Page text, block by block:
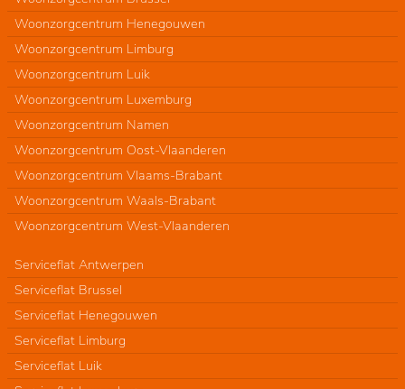
Woonzorgcentrum Henegouwen
Woonzorgcentrum Limburg
Woonzorgcentrum Luik
Woonzorgcentrum Luxemburg
Woonzorgcentrum Namen
Woonzorgcentrum Oost-Vlaanderen
Woonzorgcentrum Vlaams-Brabant
Woonzorgcentrum Waals-Brabant
Woonzorgcentrum West-Vlaanderen
Serviceflat Antwerpen
Serviceflat Brussel
Serviceflat Henegouwen
Serviceflat Limburg
Serviceflat Luik